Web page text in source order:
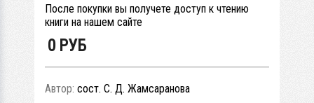
После покупки вы получете доступ к чтению
книги на нашем сайте
0 РУБ
Автор: сост. С. Д. Жамсаранова